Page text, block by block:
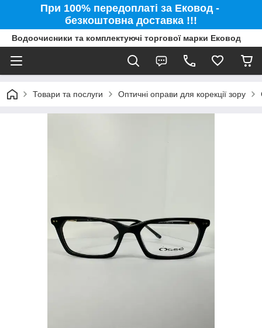
При 100% передоплаті за Ековод -
безкоштовна доставка !!!
Водоочисники та комплектуючі торгової марки Ековод
Товари та послуги Оптичні оправи для корекції зору